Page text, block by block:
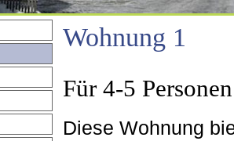
Wohnung 1
Für 4-5
Diese Wohnung